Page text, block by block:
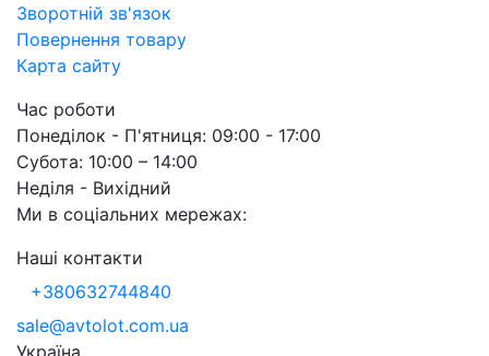
Зворотній зв'язок
Повернення товару
Карта сайту
Час роботи
Понеділок - П'ятниця: 09:00 - 17:00
Субота: 10:00 – 14:00
Неділя - Вихідний
Ми в соціальних мережах:
Наші контакти
+380632744840
sale@avtolot.com.ua
Українa